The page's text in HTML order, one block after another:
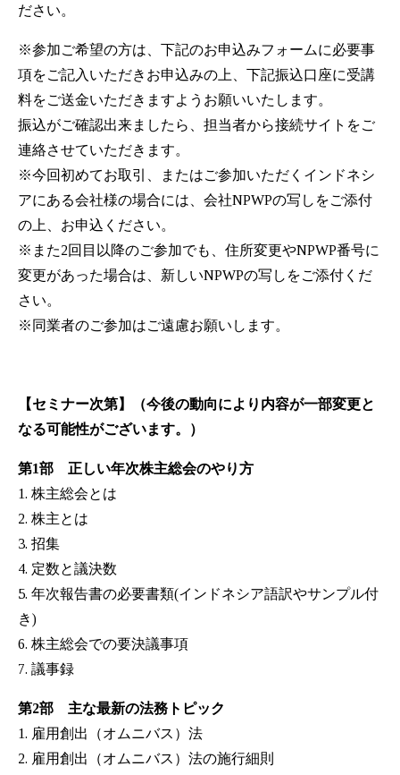
ださい。
※参加ご希望の方は、下記のお申込みフォームに必要事
項をご記入いただきお申込みの上、下記振込口座に受講
料をご送金いただきますようお願いいたします。
振込がご確認出来ましたら、担当者から接続サイトをご
連絡させていただきます。
※今回初めてお取引、またはご参加いただくインドネシ
アにある会社様の場合には、会社NPWPの写しをご添付
の上、お申込ください。
※また2回目以降のご参加でも、住所変更やNPWP番号に
変更があった場合は、新しいNPWPの写しをご添付くだ
さい。
※同業者のご参加はご遠慮お願いします。
【セミナー次第】（今後の動向により内容が一部変更と
なる可能性がございます。）
第1部 正しい年次株主総会のやり方
1. 株主総会とは
2. 株主とは
3. 招集
4. 定数と議決数
5. 年次報告書の必要書類(インドネシア語訳やサンプル付
き)
6. 株主総会での要決議事項
7. 議事録
第2部 主な最新の法務トピック
1. 雇用創出（オムニバス）法
2. 雇用創出（オムニバス）法の施行細則